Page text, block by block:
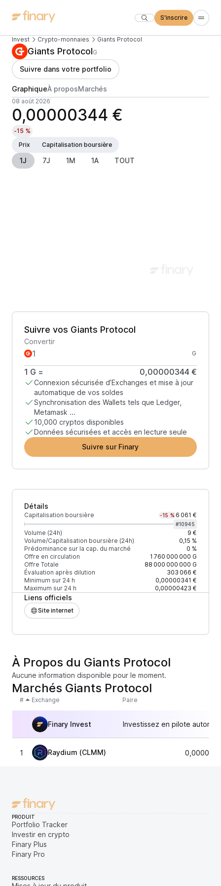
S'inscrire
Invest Crypto-monnaies Giants Protocol
Giants ProtocolG
Suivre dans votre portfolio
GraphiqueÀ proposMarchés
08 août 2026
0,00000344 €
-15 %
Prix
Capitalisation boursière
1J 7J 1M 1A TOUT
Suivre vos Giants Protocol
Convertir
G
1 G = 0,00000344 €
Connexion sécurisée d’Exchanges et mise à jour
automatique de vos soldes
Synchronisation des Wallets tels que Ledger,
Metamask ...
10,000 cryptos disponibles
Données sécurisées et accès en lecture seule
Suivre sur Finary
Détails
Capitalisation boursière -15 % 6 061 €
#10945
Volume (24h)
9 €
Volume/Capitalisation boursière (24h)
0,15 %
Prédominance sur la cap. du marché
0 %
Offre en circulation
1 760 000 000 G
Offre Totale
88 000 000 000 G
Évaluation après dilution
303 066 €
Minimum sur 24 h
0,00000341 €
Maximum sur 24 h
0,00000423 €
Liens officiels
Site internet
À Propos du Giants Protocol
Aucune information disponible pour le moment.
Marchés Giants Protocol
# Exchange Paire
Finary Invest Investissez en pilote
1 Raydium (CLMM)
PRODUIT
Portfolio Tracker
Investir en crypto
Finary Plus
Finary Pro
RESSOURCES